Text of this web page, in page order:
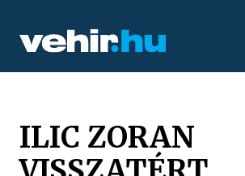
ILIC ZORAN